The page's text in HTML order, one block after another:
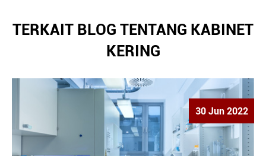
TERKAIT BLOG TENTANG KABINET
KERING
30 Jun 2022